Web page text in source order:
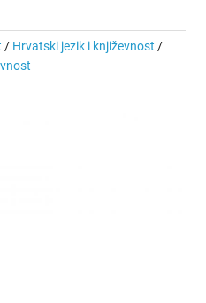
/ Hrvatski jezik i književnost /